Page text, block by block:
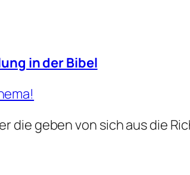
in der Bibel
die geben von sich aus die